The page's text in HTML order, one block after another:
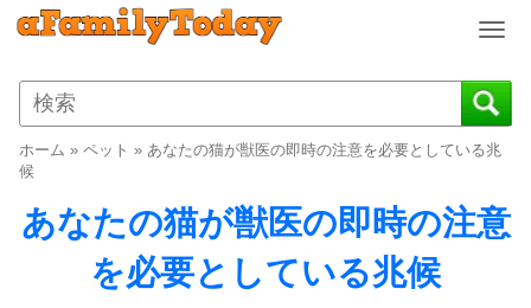
T
g
g
e
a
v
ホーム » ペット » あなたの猫が獣医の即時の注意を必要としている兆
候
あなたの猫が獣医の即時の注意
を必要としている兆候